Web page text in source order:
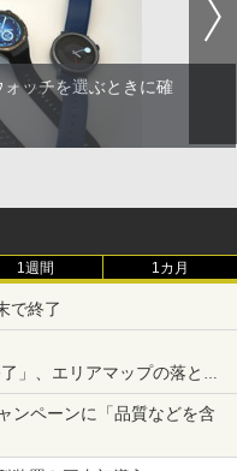
ッチを選ぶときに確
1週間 1カ月
で終了
」、エリアマップの落とし
ンペーンに「品質などを含